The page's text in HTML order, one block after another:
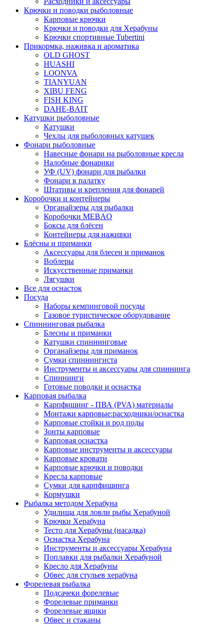
Крючки и поводки рыболовные
Карповые крючки
Крючки и поводки для Херабуны
Крючки спортивные Tubertini
Прикормка, наживка и ароматика
OLD GHOST
HUASHI
LOONVA
TIANYUAN
XIBU FENG
FISH KING
DAHE-BAIT
Катушки рыболовные
Катушки
Чехлы для рыболовных катушек
Фонари рыболовные
Навесные фонари на рыболовные кресла
Налобные фонарики
УФ (UV) фонари для рыбалки
Фонари в палатку
Штативы и крепления для фонарей
Коробочки и контейнеры
Органайзеры для рыбалки
Коробочки MEBAO
Боксы для блёсен
Контейнеры для наживки
Блёсны и приманки
Аксессуары для блесен и приманок
Воблеры
Искусственные приманки
Лягушки
Все для оснасток
Посуда
Наборы кемпинговой посуды
Газовое туристическое оборудование
Спиннинговая рыбалка
Блесны и приманки
Катушки спиннинговые
Органайзеры для приманок
Сумки спиннингиста
Инструменты и аксессуары для спиннинга
Спиннинги
Готовые поводки и оснастка
Карповая рыбалка
Карпфишинг - ПВА (PVA) материалы
Монтажи карповые:расходники/оснастка
Карповые стойки и род поды
Зонты карповые
Карповая оснастка
Карповые инструменты и аксессуары
Карповые кровати
Карповые крючки и поводки
Кресла карповые
Сумки для карпфишинга
Кормушки
Рыбалка методом Херабуна
Удилища для ловли рыбы Херабуной
Крючки Херабуна
Тесто для Херабуны (насадка)
Оснастка Херабуна
Инструменты и аксессуары Херабуна
Поплавки для рыбалки Херабуной
Кресло для Херабуны
Обвес для стульев херабуна
Форелевая рыбалка
Подсачеки форелевые
Форелевые приманки
Форелевые ящики
Обвес и стаканы